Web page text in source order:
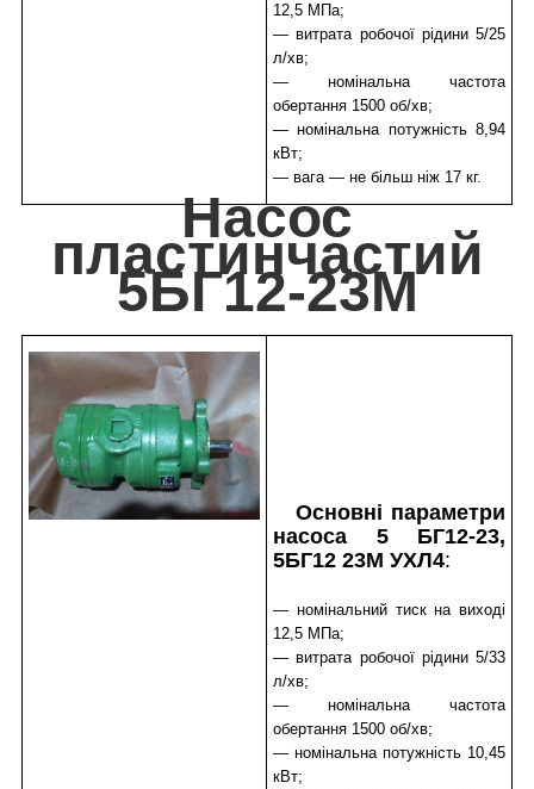
12,5 МПа;
— витрата робочої рідини 5/25
л/хв;
— номінальна частота
обертання 1500 об/хв;
— номінальна потужність 8,94
кВт;
— вага — не більш ніж 17 кг.
Насос
пластинчастий
5БГ12-23М
Основні параметри
насоса 5 БГ12-23,
5БГ12 23М УХЛ4:
— номінальний тиск на виході
12,5 МПа;
— витрата робочої рідини 5/33
л/хв;
— номінальна частота
обертання 1500 об/хв;
— номінальна потужність 10,45
кВт;